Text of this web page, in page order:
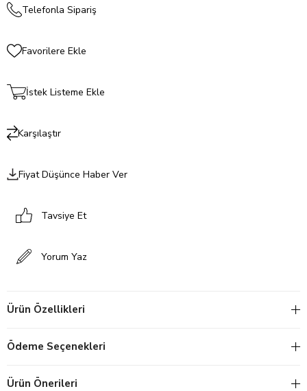
Telefonla Sipariş
Favorilere Ekle
İstek Listeme Ekle
Karşılaştır
Fiyat Düşünce Haber Ver
Tavsiye Et
Yorum Yaz
Ürün Özellikleri
Ödeme Seçenekleri
Ürün Önerileri